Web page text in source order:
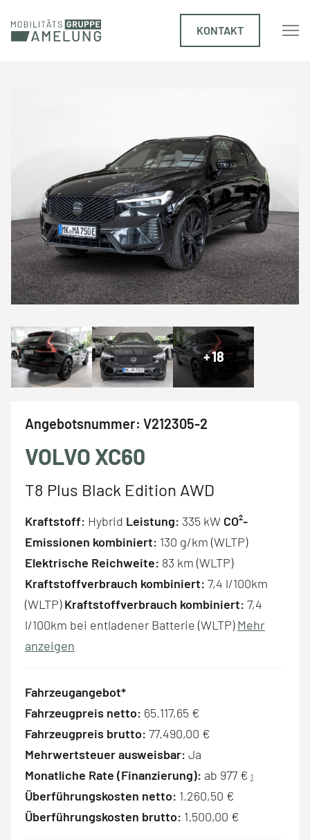
KONTAKT
+18
Angebotsnummer: V212305-2
VOLVO XC60
T8 Plus Black Edition AWD
Kraftstoff: Hybrid Leistung: 335 kW CO²-
Emissionen kombiniert: 130 g/km (WLTP)
Elektrische Reichweite: 83 km (WLTP)
Kraftstoffverbrauch kombiniert: 7,4 l/100km
(WLTP)Kraftstoffverbrauch kombiniert: 7,4
l/100km bei entladener Batterie (WLTP) Mehr
anzeigen
Fahrzeugangebot*
Fahrzeugpreis netto: 65.117,65 €
Fahrzeugpreis brutto: 77.490,00 €
Mehrwertsteuer ausweisbar: Ja
Monatliche Rate (Finanzierung): ab 977 € 1
Überführungskosten netto: 1.260,50 €
Überführungskosten brutto: 1.500,00 €